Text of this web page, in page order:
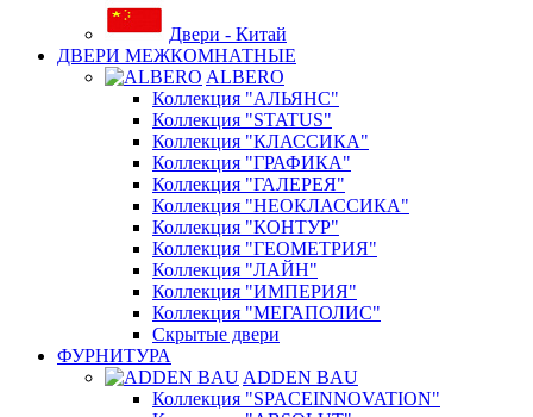
Двери - Китай
ДВЕРИ МЕЖКОМНАТНЫЕ
ALBERO
Коллекция "АЛЬЯНС"
Коллекция "STATUS"
Коллекция "КЛАССИКА"
Коллекция "ГРАФИКА"
Коллекция "ГАЛЕРЕЯ"
Коллекция "НЕОКЛАССИКА"
Коллекция "КОНТУР"
Коллекция "ГЕОМЕТРИЯ"
Коллекция "ЛАЙН"
Коллекция "ИМПЕРИЯ"
Коллекция "МЕГАПОЛИС"
Скрытые двери
ФУРНИТУРА
ADDEN BAU
Коллекция "SPACEINNOVATION"